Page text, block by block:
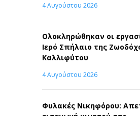
4 Αυγούστου 2026
Ολοκληρώθηκαν οι
Ιερό Σπήλαιο της
Καλλιφύτου
4 Αυγούστου 2026
Φυλακές Νικηφόρου: